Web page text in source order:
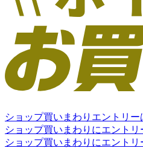
ショップ買いまわりエントリー
ショップ買いまわりにエントリ
ショップ買いまわりにエントリ